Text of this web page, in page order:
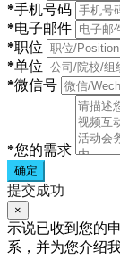
*手机号码
*电子邮件
*职位
*单位
*微信号
*您的需求
确定
提交成功
×
示说已收到您的
系，并为您介绍